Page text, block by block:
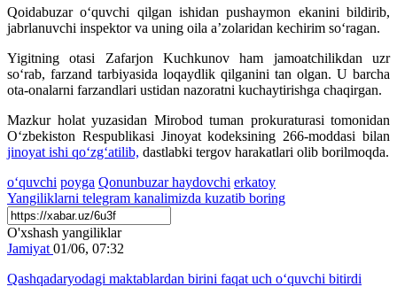
Qoidabuzar o‘quvchi qilgan ishidan pushaymon ekanini bildirib,
jabrlanuvchi inspektor va uning oila a’zolaridan kechirim so‘ragan.
Yigitning otasi Zafarjon Kuchkunov ham jamoatchilikdan uzr
so‘rab, farzand tarbiyasida loqaydlik qilganini tan olgan. U barcha
ota-onalarni farzandlari ustidan nazoratni kuchaytirishga chaqirgan.
Mazkur holat yuzasidan Mirobod tuman prokuraturasi tomonidan
O‘zbekiston Respublikasi Jinoyat kodeksining 266-moddasi bilan
jinoyat ishi qo‘zg‘atilib, dastlabki tergov harakatlari olib borilmoqda.
o‘quvchi poyga Qonunbuzar haydovchi erkatoy
Yangiliklarni telegram kanalimizda kuzatib boring
O'xshash yangiliklar
Jamiyat 01/06, 07:32
Qashqadaryodagi maktablardan birini faqat uch o‘quvchi bitirdi